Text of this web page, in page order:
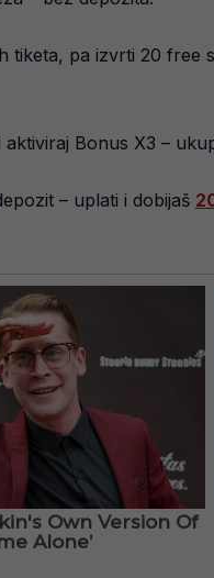
pa izvrti 20 free
Bonus X3 –
– uplati i dobijaš